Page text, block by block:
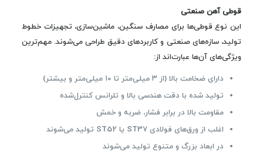
قوطی آهن صنعتی
این نوع قوطی‌ها برای مصارف سنگین، ماشین‌سازی، تجهیزات خطوط
تولید، سازه‌های صنعتی و کاربردهای دقیق طراحی می‌شوند. مهم‌ترین
ویژگی‌های آن‌ها عبارت‌اند از:
دارای ضخامت بالا (از ۳ میلی‌متر تا ۱۰ میلی‌متر و بیشتر)
تولید شده با دقت هندسی بالا و تلرانس کنترل‌شده
مقاومت بالا در برابر فشار، ضربه و خمش
اغلب از ورق‌های فولادی ST37 یا ST52 تولید می‌شوند
در ابعاد بزرگ و متنوع تولید می‌شوند